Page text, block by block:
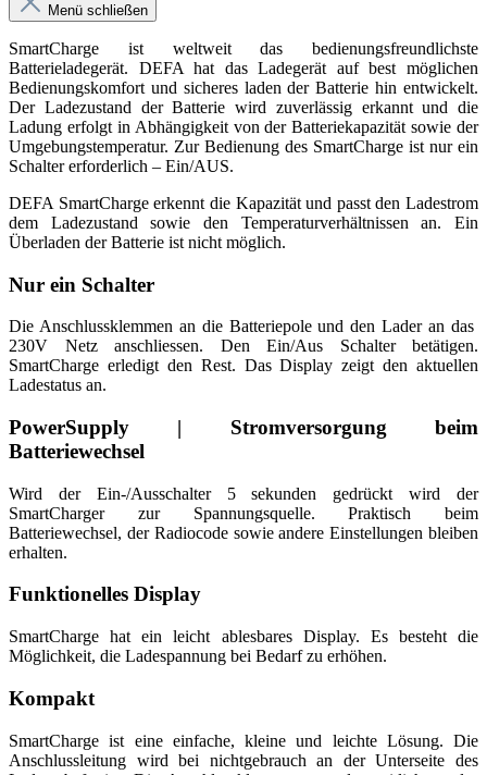
Menü schließen
SmartCharge ist weltweit das bedienungsfreundlichste
Batterieladegerät. DEFA hat das Ladegerät auf best möglichen
Bedienungskomfort und sicheres laden der Batterie hin entwickelt.
Der Ladezustand der Batterie wird zuverlässig erkannt und die
Ladung erfolgt in Abhängigkeit von der Batteriekapazität sowie der
Umgebungstemperatur. Zur Bedienung des SmartCharge ist nur ein
Schalter erforderlich – Ein/AUS.
DEFA SmartCharge erkennt die Kapazität und passt den Ladestrom
dem Ladezustand sowie den Temperaturverhältnissen an. Ein
Überladen der Batterie ist nicht möglich.
Nur ein Schalter
Die Anschlussklemmen an die Batteriepole und den Lader an das
230V Netz anschliessen. Den Ein/Aus Schalter betätigen.
SmartCharge erledigt den Rest. Das Display zeigt den aktuellen
Ladestatus an.
PowerSupply | Stromversorgung beim
Batteriewechsel
Wird der Ein-/Ausschalter 5 sekunden gedrückt wird der
SmartCharger zur Spannungsquelle. Praktisch beim
Batteriewechsel, der Radiocode sowie andere Einstellungen bleiben
erhalten.
Funktionelles Display
SmartCharge hat ein leicht ablesbares Display. Es besteht die
Möglichkeit, die Ladespannung bei Bedarf zu erhöhen.
Kompakt
SmartCharge ist eine einfache, kleine und leichte Lösung. Die
Anschlussleitung wird bei nichtgebrauch an der Unterseite des